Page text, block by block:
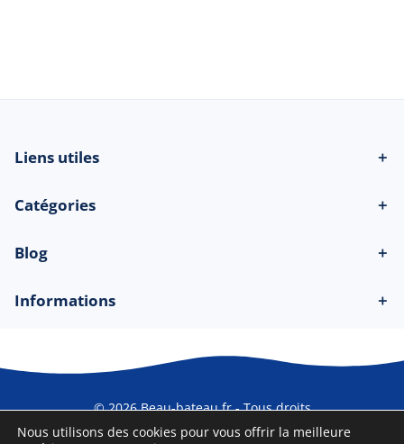
Liens utiles ＋
Catégories ＋
Blog ＋
Informations ＋
© 2026 Beau-bateau.fr - Tous droits
réservés
Nous utilisons des cookies pour vous offrir la meilleure